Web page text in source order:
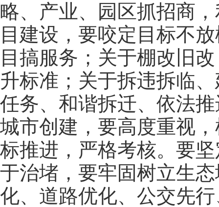
略、产业、园区抓招商
目建设，要咬定目标不
目搞服务；关于棚改旧
升标准；关于拆违拆临
任务、和谐拆迁、依法
城市创建，要高度重视
标推进，严格考核。要
于治堵，要牢固树立生
化、道路优化、公交先